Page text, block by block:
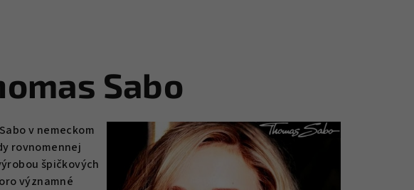
Sabo
v nemeckom
rovnomennej
špičkových
významné